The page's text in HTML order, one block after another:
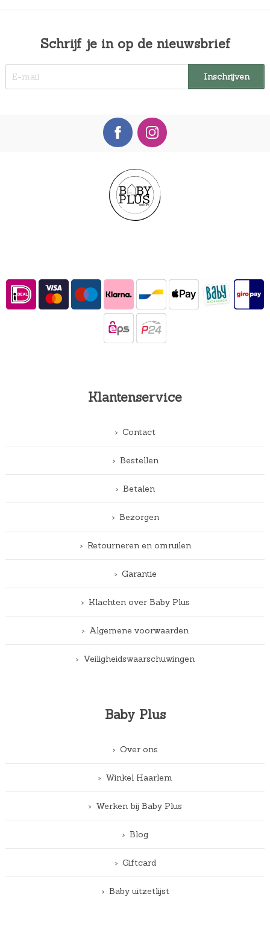
Schrijf je in op de nieuwsbrief
Klantenservice
Contact
Bestellen
Betalen
Bezorgen
Retourneren en omruilen
Garantie
Klachten over Baby Plus
Algemene voorwaarden
Veiligheidswaarschuwingen
Baby Plus
Over ons
Winkel Haarlem
Werken bij Baby Plus
Blog
Giftcard
Baby uitzetlijst